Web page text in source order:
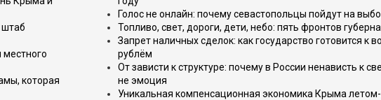
штаб
которая
Голос не онлайн: почему севастопольцы пойдут на
Топливо, свет, дороги, дети, небо: пять фронтов
Запрет наличных сделок: как государство готовится к
рублём
От зависти к структуре: почему в России ненависть к
не эмоция
Уникальная компенсационная экономика Крыма летом-